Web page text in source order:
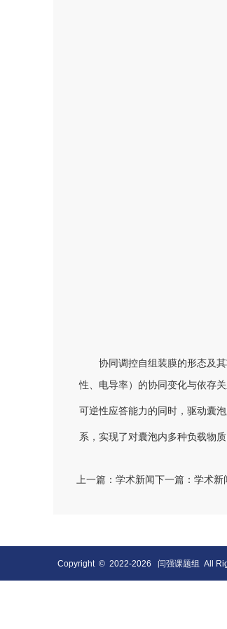
协同调控自组装膜的形态及
性、电导率）的协同变化与依存关
可逆性应答能力的同时，驱动囊
系，实现了对囊泡内多种负载物
上一篇：学术新闻下一篇：学术新
Copyright © 2022-2026 闫强课题组 All